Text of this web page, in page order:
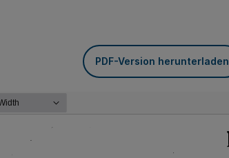
PDF-Version herunterladen